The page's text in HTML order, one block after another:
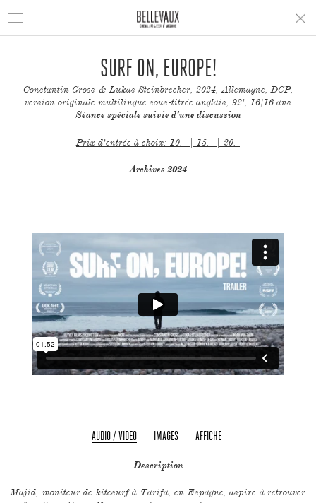
Toggle
SURF ON, EUROPE!
Constantin Gross & Lukas Steinbrecher, 2024, Allemagne, DCP,
version originale multilingue sous-titrée anglais, 92', 16/16 ans
Séance spéciale suivie d'une discussion
Prix d'entrée à choix: 10.- | 15.- | 20.-
Archives 2024
AUDIO / VIDEO IMAGES AFFICHE
Description
Majid, moniteur de kitesurf à Tarifa, en Espagne, aspire à retrouver